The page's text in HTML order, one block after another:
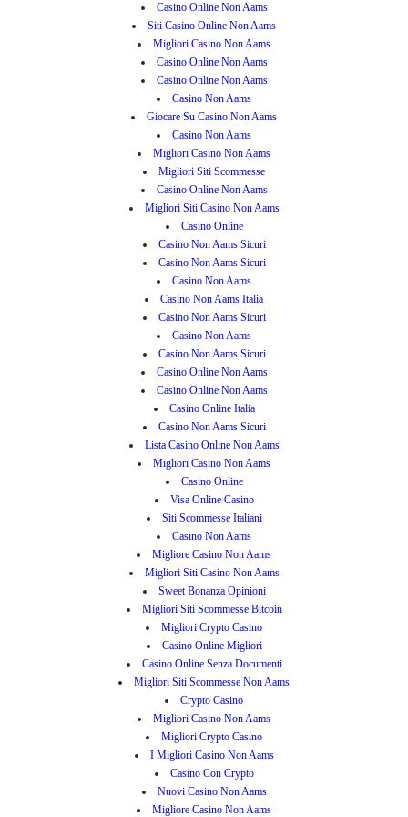
Casino Online Non Aams
Siti Casino Online Non Aams
Migliori Casino Non Aams
Casino Online Non Aams
Casino Online Non Aams
Casino Non Aams
Giocare Su Casino Non Aams
Casino Non Aams
Migliori Casino Non Aams
Migliori Siti Scommesse
Casino Online Non Aams
Migliori Siti Casino Non Aams
Casino Online
Casino Non Aams Sicuri
Casino Non Aams Sicuri
Casino Non Aams
Casino Non Aams Italia
Casino Non Aams Sicuri
Casino Non Aams
Casino Non Aams Sicuri
Casino Online Non Aams
Casino Online Non Aams
Casino Online Italia
Casino Non Aams Sicuri
Lista Casino Online Non Aams
Migliori Casino Non Aams
Casino Online
Visa Online Casino
Siti Scommesse Italiani
Casino Non Aams
Migliore Casino Non Aams
Migliori Siti Casino Non Aams
Sweet Bonanza Opinioni
Migliori Siti Scommesse Bitcoin
Migliori Crypto Casino
Casino Online Migliori
Casino Online Senza Documenti
Migliori Siti Scommesse Non Aams
Crypto Casino
Migliori Casino Non Aams
Migliori Crypto Casino
I Migliori Casino Non Aams
Casino Con Crypto
Nuovi Casino Non Aams
Migliore Casino Non Aams